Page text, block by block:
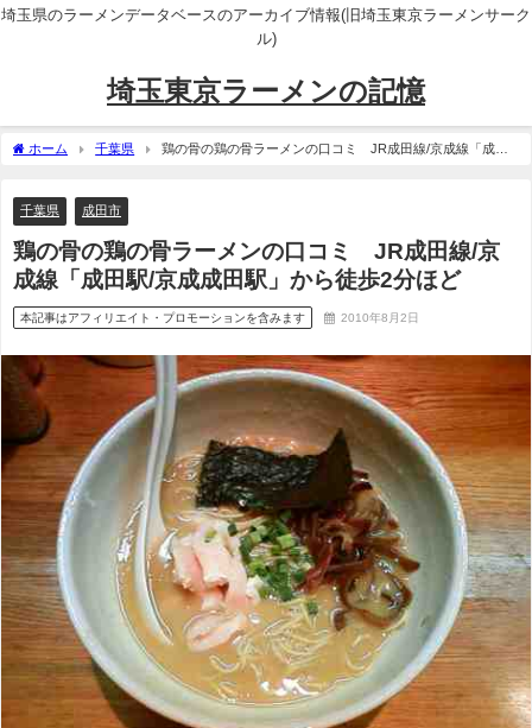
埼玉県のラーメンデータベースのアーカイブ情報(旧埼玉東京ラーメンサーク
ル)
埼玉東京ラーメンの記憶
ホーム 千葉県
鶏の骨の鶏の骨ラーメンの口コミ JR成田線/京成線「成田
千葉県 成田市
鶏の骨の鶏の骨ラーメンの口コミ JR成田線/京
成線「成田駅/京成成田駅」から徒歩2分ほど
本記事はアフィリエイト・プロモーションを含みます 2010年8月2日